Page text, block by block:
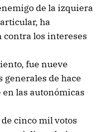
de la izquiera
ha
contra los intereses
fue nueve
generales de hace
en las autonómicas
cinco mil votos